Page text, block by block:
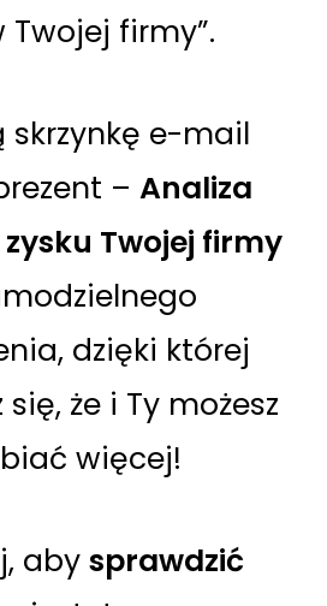
Twojej firmy”.
skrzynkę e-mail
– Analiza
Twojej firmy
dzięki której
że i Ty możesz
więcej!
aby sprawdzić